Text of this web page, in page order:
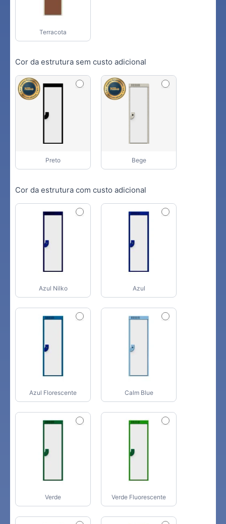
Terracota
Cor da estrutura sem custo adicional
Preto Bege
Cor da estrutura com custo adicional
Azul Nilko Azul
Azul Florescente Calm Blue
Verde Verde Fluorescente